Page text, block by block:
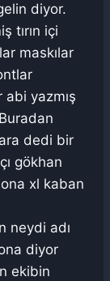
diyor.
tırın içi
maskılar
yazmış
dedi bir
gökhan
xl kaban
neydi adı
diyor
ekibin